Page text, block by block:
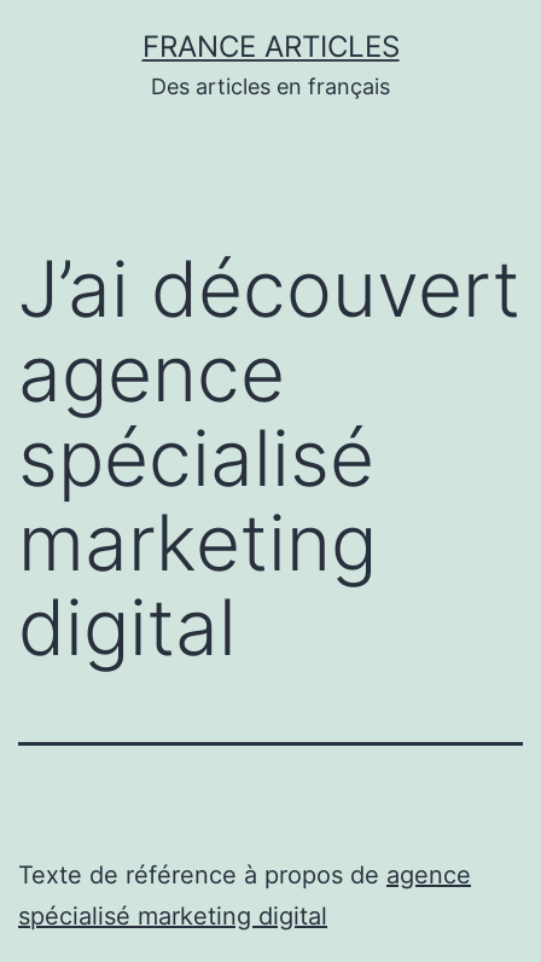
FRANCE ARTICLES
Des articles en français
J’ai découvert
agence
spécialisé
marketing
digital
Texte de référence à propos de agence
spécialisé marketing digital